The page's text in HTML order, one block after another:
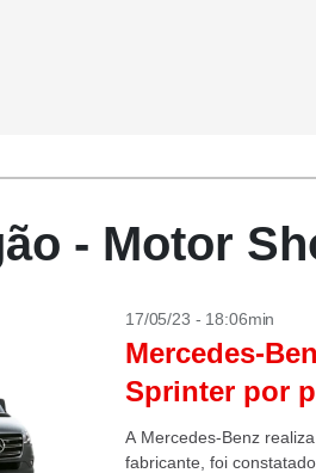
- Motor
17/05/23 - 18:06min
Mercedes-
Sprinter por
A Mercedes-Benz
fabricante, foi